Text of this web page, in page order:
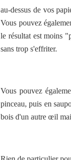
au-dessus de vos
Vous pouvez
le résultat est moins
sans trop s'effriter.
Vous pouvez
pinceau, puis en
bois d'un autre œil